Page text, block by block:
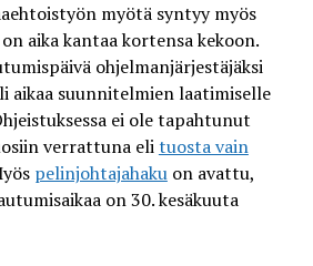
myötä syntyy myös
aika kantaa kortensa kekoon.
ohjelmanjärjestäjäksi
aikaa suunnitelmien laatimiselle
ei ole tapahtunut
verrattuna elituosta vain
pelinjohtajahakuon avattu,
on 30. kesäkuuta